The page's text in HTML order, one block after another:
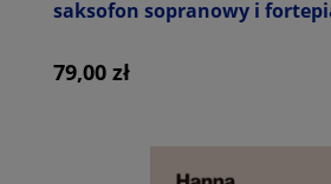
saksofon sopranowy i
79,00 zł